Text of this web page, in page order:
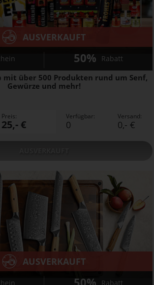
mit über 500 Produkten rund um Senf,
Gewürze und mehr!
AUSVERKAUFT
50% Rabatt
Preis:
25,- €
Verfügbar:
0
Versand:
0,- €
AUSVERKAUFT
50% Rabatt